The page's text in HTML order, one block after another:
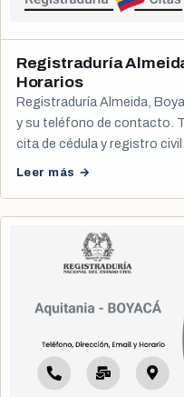
Registraduría
Horarios
Registraduría Almeida,
y su teléfono de contacto.
cita de cédula y registro civil.
Leer más →